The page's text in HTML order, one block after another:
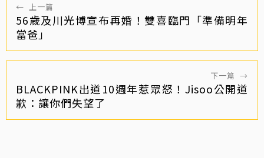
← 上一篇
56歲及川光博宣布再婚！雙喜臨門「準備明年
當爸」
下一篇 →
BLACKPINK出道10週年惹眾怒！Jisoo公開道
歉：讓你們失望了